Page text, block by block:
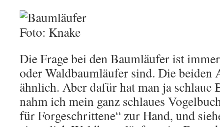
Die Frage bei den Baumläufer ist
oder Waldbaumläufer sind. Die beiden
ähnlich. Aber dafür hat man ja schlaue
nahm ich mein ganz schlaues
für Forgeschrittene“ zur Hand, und